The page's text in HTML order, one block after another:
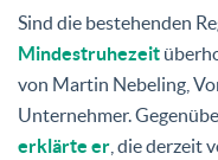
Sind die bestehenden
Mindestruhezeit
von Martin Nebeling,
Unternehmer.
erklärte er , die derzeit